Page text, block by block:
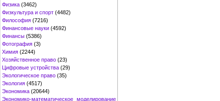
Физика (3462)
Физкультура и спорт (4482)
Философия (7216)
Финансовые науки (4592)
Финансы (5386)
Фотография (3)
Химия (2244)
Хозяйственное право (23)
Цифровые устройства (29)
Экологическое право (35)
Экология (4517)
Экономика (20644)
Экономико-математическое моделирование